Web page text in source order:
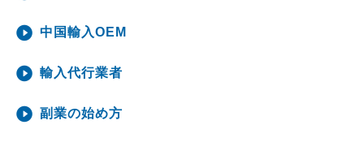
中国輸入OEM
輸入代行業者
副業の始め方